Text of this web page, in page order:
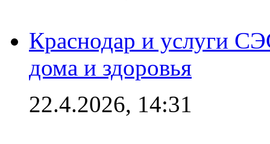
Краснодар и услуги
дома и здоровья
22.4.2026, 14:31